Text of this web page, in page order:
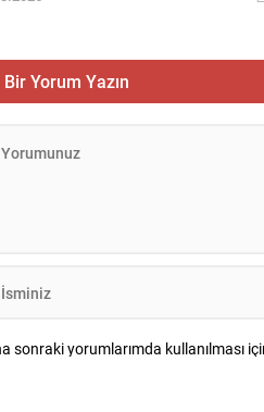
Bakanlığı Sözcüsü İsmail Bekai,
eden temasların ağırlıklı olarak
Boğazı’nın güvenliğine ilişkin
ile sürdürüldüğünü belirtti.
Bir Yorum Yazın
sonraki yorumlarımda kullanılması